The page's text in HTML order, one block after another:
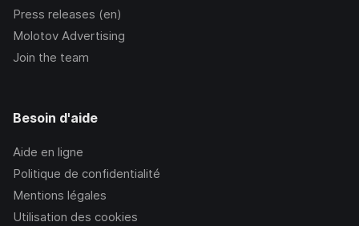
Press releases (en)
Molotov Advertising
Join the team
Besoin d'aide
Aide en ligne
Politique de confidentialité
Mentions légales
Utilisation des cookies